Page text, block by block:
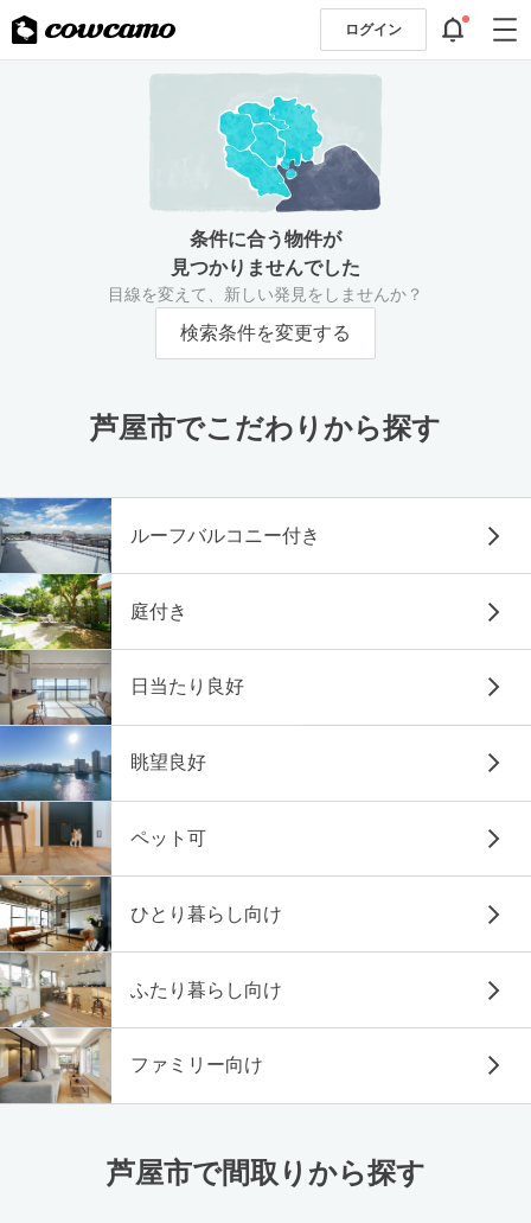
ログイン
条件に合う物件が
見つかりませんでした
目線を変えて、新しい発見をしませんか？
検索条件を変更する
芦屋市でこだわりから探す
ルーフバルコニー付き
庭付き
日当たり良好
眺望良好
ペット可
ひとり暮らし向け
ふたり暮らし向け
ファミリー向け
芦屋市で間取りから探す